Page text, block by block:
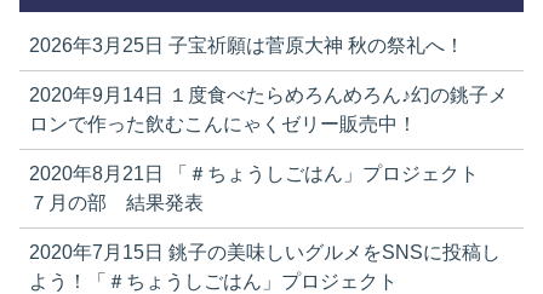
2026年3月25日 子宝祈願は菅原大神 秋の祭礼へ！
2020年9月14日
１度食べたらめろんめろん♪幻の銚子メ
ロンで作った飲むこんにゃくゼリー販売中！
2020年8月21日
「＃ちょうしごはん」プロジェクト
７月の部 結果発表
2020年7月15日 銚子の美味しいグルメをSNSに投稿し
よう！「＃ちょうしごはん」プロジェクト